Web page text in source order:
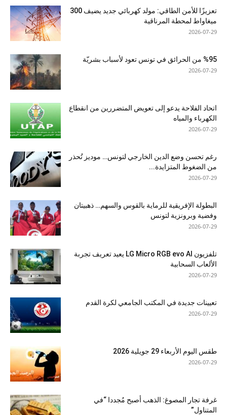
تعزيزًا للأمن الطاقي: مولد كهربائي جديد يضيف 300
ميغاواط لمحطة المرناقية
2026-07-29
%95 من الحرائق في تونس تعود لأسباب بشريّة
2026-07-29
اتحاد الفلاحة يدعو إلى تعويض المتضررين من انقطاع
الكهرباء والمياه
2026-07-29
رغم تحسن وضع الدين الخارجي لتونس… موديز تُحذر
من الضغوط المتزايدة...
2026-07-29
البطولة الإفريقية للرماية بالقوس والسهم… ذهبيتان
وفضية وبرونزية لتونس
2026-07-29
تلفزيون LG Micro RGB evo AI يعيد تعريف تجربة
الألعاب السحابية
2026-07-29
تعيينات جديدة في المكتب الجامعي لكرة القدم
2026-07-29
طقس اليوم الأربعاء 29 جويلية 2026
2026-07-29
غرفة تجار المصوغ: الذهب أصبح مُجددا “في
المتناول”